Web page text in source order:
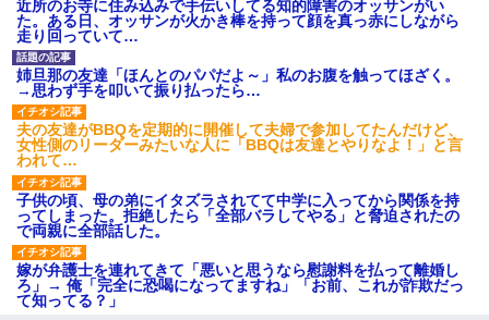
され彼氏が逆切れ。「何クラク
ション鳴らしてんだ！降りてこ
いよ！」と怒鳴りだし...
【衝撃】報酬100万円超の治験
募集がこちらｗｗｗｗｗ(※画像
あり)
【ネット騒然】惨殺されたタ
ワマン頂き女子のこの動画、す
げえええええｗｗｗｗｗｗｗｗ
ｗｗｗ
【愕然】白のクラウン俺氏、
高速道路左車線を制限速度で走
った結果wwwwwwwwwwww
百年の恋12-899 食べた量を
張り合ってくる
【悲報】佐藤輝明・・・２軍
でも盛大にやらかす←あまり悲
しませないでくれ
近所のお寺に住み込みで手伝いしてる知的障害のオッサンがい
た。ある日、オッサンが火かき棒を持って顔を真っ赤にしながら
走り回っていて…
姉旦那の友達「ほんとのパパだよ～」私のお腹を触ってほざく。
→思わず手を叩いて振り払ったら…
夫の友達がBBQを定期的に開催して夫婦で参加してたんだけど、
女性側のリーダーみたいな人に「BBQは友達とやりなよ！」と言
われて…
子供の頃、母の弟にイタズラされてて中学に入ってから関係を持
ってしまった。拒絶したら「全部バラしてやる」と脅迫されたの
で両親に全部話した。
嫁が弁護士を連れてきて「悪いと思うなら慰謝料を払って離婚し
ろ」→ 俺「完全に恐喝になってますね」「お前、これが詐欺だっ
て知ってる？」